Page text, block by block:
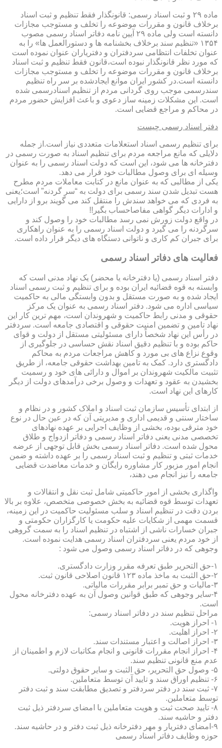
ماده ۲۹ و ثبت اسناد رسمی: قانونگذار فقط تنظیم و ثبت اسناد
برخلاف قانون و مقررات موضوعه را تخلف و مستوجب مجازات
دانسته است ولی ماده ۲۹ آیین نامه دفاتر اسناد رسمی مصوب
۱۳۵۴ «تنظیم سند برخلاف بخشنامه ها و دستورالعمل ها» را به
عنوان تخلفات انتظامی سردفتران و دفتریاران عنوان نموده است
که مورد نظر قانونگذار نبوده است،قانون فقط تنظیم و ثبت اسناد
برخلاف قانون و مقررات موضوعه را تخلف و مستوجب مجازات
دانسته است.در کشور ایران موانع ایجادشده بر سر راه تنظیم
سندرسمی موجب روی گردانی مردم از تنظیم اسنادرسمی شده
است. این مشکلات زمینه ساز دعوی و باعث افزایش حضور مردم
در محاکم و مراجع قضایی است.
دفتر اسناد رسمی چیست
برای تنظیم رسمی اسناد استعلامات متعددی نیاز است.از جمله
دلایلی که مانع مراجعه مردم برای تنظیم اسناد به صورت رسمی در
دفترخانه ها می شود، این است که دولت اسناد رسمی را به عنوان
وسیله ای برای وصول مطالبات خود قرار می دهد.
یکی از مطالبی که به عنوان مانع در کتابت معاملات مردم مطرح
هست تبدیل شدن سند رسمی برای دولت به “سر گردنه” است؛یعنی
به فردی که می خواهد سندش را منتقل کند می گویند برو از دارایی
و ادارات دیگر گواهی مفاصاحساب بگیر!!
در واقع دولت زورش نمی رسد مطالبات خود را وصول کند و
سرگردنه را می گیرد و دولت اسناد رسمی را به عنوان راهکاری
برای جبران کم کاری و ناتوانی دستگاه های دیگر قرار داده است.
فعالیت های دفاتر اسناد رسمی
دفتر اسناد رسمی (یا دفترخانه یا محضر) یک نهاد مدنی است که
وابسته به قوه قضائیه ایران بوده و برای تنظیم و ثبت رسمی اسناد
ایجاد شده و به صورت مستقل و بدون وابستگی مالی به حاکمیت
سیاسی اداره می شود. دفتر اسناد رسمی به عنوان یک مرکز
حقوقی و مدنی رابط حاکمیت و شهروندان است، مهم ترین کار این
نهاد تامین و تضمین امنیت حقوقی و اقتصادی جامعه است. سردفتر
در رأس این نهاد شخصاً دارای مسئولیتی مستقل از دولت و قوای
حاکم بوده و با تنظیم دقیق اسناد نقش حساسی در جلوگیری از
وقوع نزاع های بی مورد و کاهش مراجعات مردم به محاکم
دادگستری دارد. کمک به تامین بهداشت حقوقی جامعه، از طریق
تثبیت مالکیت شهروندان بر اموال و دارائی های خود و رسمیت
بخشیدن به عقود و تعهدات و وصول برخی درآمدهای دولت از دیگر
کارهای این نهاد است.
از ابتدای تأسیس سازمان ثبت اسناد و املاک کشور و در نظام و
ساختار سنتی و قدیمی اداری و مدیریتی آن که در عین حال در نوع
خود مترقی بوده، بخشی از وظایف اجرایی بر عهده نهادهای
تخصصی مدنی یعنی دفاتر اسناد رسمی و دفاتر ازدواج و طلاق
محول شده است. دفاتر اسناد رسمی بخش قابل توجهی از عرضه
خدمات ثبتی و تنظیم و ثبت اسناد رسمی را بر عهده داشته و ضمن
انجام امور مزبور کار مشاوره رایگان و خدمات معاضدت قضایی
جامعه را نیز انجام می دهند،
واگذاری بخشی از امور حاکمیتی شامل ثبت نقل و انتقالات و
تعهدات توسط قوه قضائیه به بخش خصوصی متخصص، علاوه بر بالا
بردن دقت در تنظیم اسناد و سلب مسئولیت حاکمیت در این زمینه،
قسمت مهمی از شکایات علیه حکومت یا کارگزاران حکومتی و
جبران خسارات ناشی از اشتباه در تنظیم اسناد را به سمت گروهی
از خود مردم یعنی سردفتران اسناد رسمی هدایت نموده است.
وجوهی که در دفاتر اسناد رسمی وصول می شود :
۱-حق التحریر طبق تعرفه مقرر وزارت دادگستری.
۲-حق الثبت به ماخذ ماده ۱۲۳ قانون اصلاحی قانون ثبت.
۳-مالیات و حق تمبر برابر مقررات مالیاتی.
۴-سایر وجوهی که طبق قوانین وصول آن به عهده دفترخانه محول
است.
مراحل تنظیم سند در دفاتر اسناد رسمی:
۱- احراز هویت.
۲- احراز اهلیت.
۳- احراز اصالت و اعتبار مستندات سند.
۴- احراز انجام مقررات قانونی و انجام مکاتبات لازم و اطمینان از
عدم منع قانونی تنظیم سند.
۵- وصول حق التحریر، حق الثبت و سایر حقوق دولتی.
۶- تنظیم اوراق سند و تایید آن توسط متعاملین.
۷- ثبت سند در دفتر سردفتر و تصدیق مطابقت سند و ثبت دفتر
توسط متعاملین.
۸- تایید صحت ثبت و هویت متعاملین با امضای سردفتر ذیل ثبت
دفتر و حاشیه سند.
۹-امضای دفتریار و مهر دفترخانه ذیل ثبت دفتر و در حاشیه سند.
حوزه وظایف دفاتر اسناد رسمی